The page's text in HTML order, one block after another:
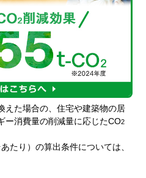
えた場合の、住宅や建築物の居
ー消費量の削減量に応じたCO2
たり）の算出条件については、